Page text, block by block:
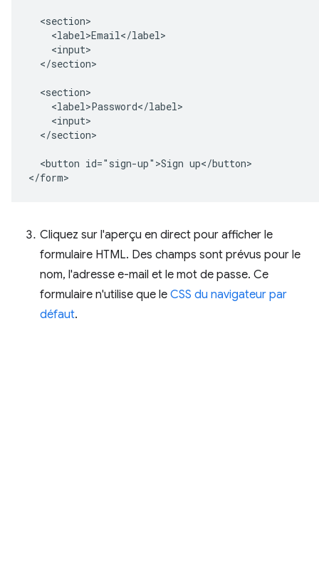
  <section>
    <label>Email</label>
    <input>
  </section>
  <section>
    <label>Password</label>
    <input>
  </section>
  <button id="sign-up">Sign up</button>
Cliquez sur l'aperçu en direct pour afficher le
formulaire HTML. Des champs sont prévus pour le
nom, l'adresse e-mail et le mot de passe. Ce
formulaire n'utilise que le CSS du navigateur par
défaut.